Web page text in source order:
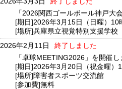
「2026関西ゴールボール神戸大
[期日]2026年3月15日（日曜）10
[場所]兵庫県立視覚特別支援学校
2026年2月11日
終了しました
「卓球MEETING2026」を開催
[期日]2026年3月20日（祝金曜）
[場所]障害者スポーツ交流館
[参加費]無料